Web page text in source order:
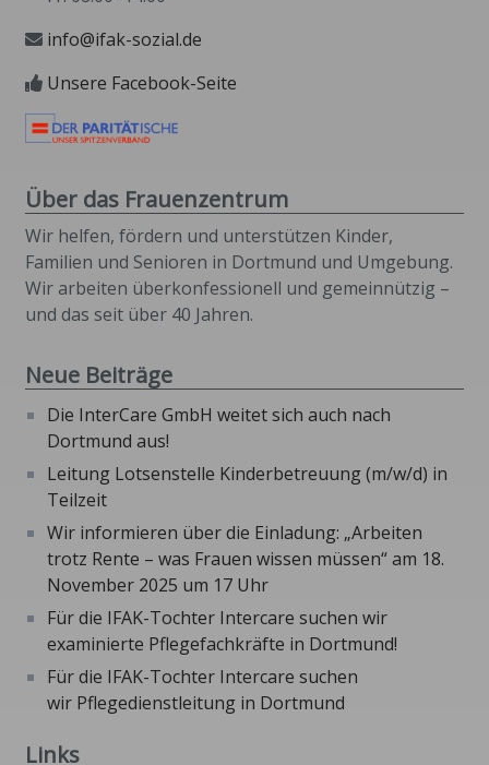
info@ifak-sozial.de
Unsere Facebook-Seite
Über das Frauenzentrum
Wir helfen, fördern und unterstützen Kinder,
Familien und Senioren in Dortmund und Umgebung.
Wir arbeiten überkonfessionell und gemeinnützig –
und das seit über 40 Jahren.
Neue Beiträge
Die InterCare GmbH weitet sich auch nach
Dortmund aus!
Leitung Lotsenstelle Kinderbetreuung (m/w/d) in
Teilzeit
Wir informieren über die Einladung: „Arbeiten
trotz Rente – was Frauen wissen müssen“ am 18.
November 2025 um 17 Uhr
Für die IFAK-Tochter Intercare suchen wir
examinierte Pflegefachkräfte in Dortmund!
Für die IFAK-Tochter Intercare suchen
wir Pflegedienstleitung in Dortmund
Links